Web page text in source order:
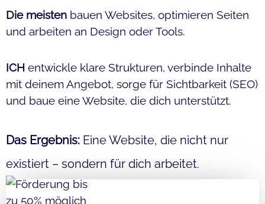
Die meisten bauen Websites, optimieren Seiten
und arbeiten an Design oder Tools.
ICH entwickle klare Strukturen, verbinde Inhalte
mit deinem Angebot, sorge für Sichtbarkeit (SEO)
und baue eine Website, die dich unterstützt.
Das Ergebnis: Eine Website, die nicht nur
existiert – sondern für dich arbeitet.